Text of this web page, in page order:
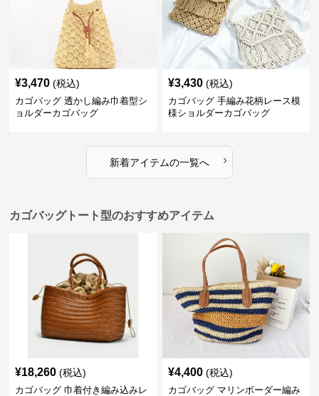
¥3,470 (税込)
カゴバッグ 透かし編み巾着型シ
ョルダーカゴバッグ
¥3,430 (税込)
カゴバッグ 手編み花柄レース模
様ショルダーカゴバッグ
新着アイテムの一覧へ ›
カゴバッグトート型のおすすめアイテム
¥18,260 (税込)
カゴバッグ 巾着付き編み込みレ
¥4,400 (税込)
カゴバッグ マリンボーダー編み